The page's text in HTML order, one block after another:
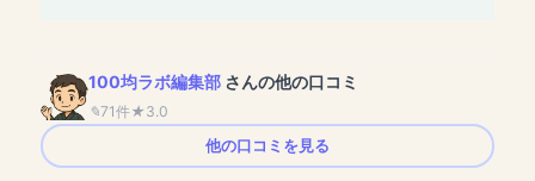
100均ラボ編集部さんの他の口コミ
71件
3.0
他の口コミを見る